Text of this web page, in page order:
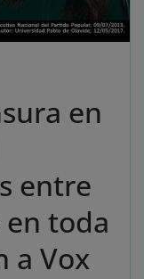
en
entre
en toda
a Vox